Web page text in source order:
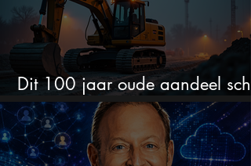
Dit 100 jaar oude aandeel
omhoog door de AI-boom